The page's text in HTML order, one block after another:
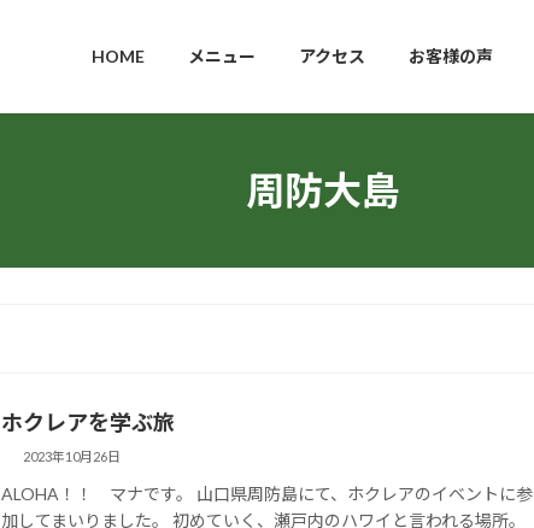
HOME メニュー アクセス お客様の声
周防大島
ホクレアを学ぶ旅
2023年10月26日
ALOHA！！ マナです。 山口県周防島にて、ホクレアのイベントに参
加してまいりました。 初めていく、瀬戸内のハワイと言われる場所。